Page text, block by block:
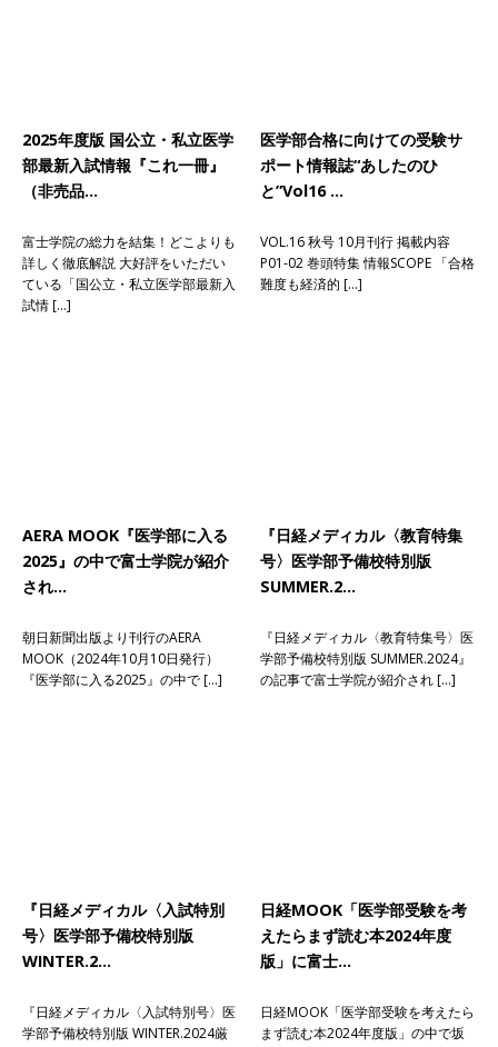
2025年度版 国公立・私立医学
部最新入試情報『これ一冊』
（非売品…
富士学院の総力を結集！どこよりも
詳しく徹底解説 大好評をいただい
ている「国公立・私立医学部最新入
試情 […]
医学部合格に向けての受験サ
ポート情報誌“あしたのひ
と”Vol16 …
VOL.16 秋号 10月刊行 掲載内容
P01-02 巻頭特集 情報SCOPE 「合格
難度も経済的 […]
AERA MOOK『医学部に入る
2025』の中で富士学院が紹介
され…
朝日新聞出版より刊行のAERA
MOOK（2024年10月10日発行）
『医学部に入る2025』の中で […]
『日経メディカル〈教育特集
号〉医学部予備校特別版
SUMMER.2…
『日経メディカル〈教育特集号〉医
学部予備校特別版 SUMMER.2024』
の記事で富士学院が紹介され […]
『日経メディカル〈入試特別
号〉医学部予備校特別版
WINTER.2…
『日経メディカル〈入試特別号〉医
学部予備校特別版 WINTER.2024厳
日経MOOK「医学部受験を考
えたらまず読む本2024年度
版」に富士…
日経MOOK「医学部受験を考えたら
まず読む本2024年度版」の中で坂